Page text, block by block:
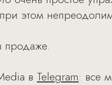
этом
в Telegram: все